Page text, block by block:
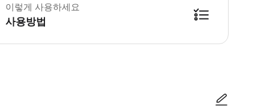
이렇게 사용하세요
사용방법